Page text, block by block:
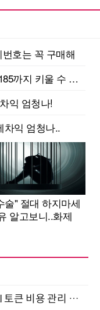
"AI 핀옵스 실전 세미나: 폭증하는 AI 토큰 비용 관리 전략" 8월 21일 개최